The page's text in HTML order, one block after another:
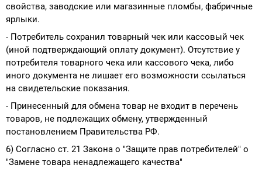
свойства, заводские или магазинные пломбы, фабричные
ярлыки.
- Потребитель сохранил товарный чек или кассовый чек
(иной подтверждающий оплату документ). Отсутствие у
потребителя товарного чека или кассового чека, либо
иного документа не лишает его возможности ссылаться
на свидетельские показания.
- Принесенный для обмена товар не входит в перечень
товаров, не подлежащих обмену, утвержденный
постановлением Правительства РФ.
6) Согласно ст. 21 Закона о "Защите прав потребителей" о
"Замене товара ненадлежащего качества"